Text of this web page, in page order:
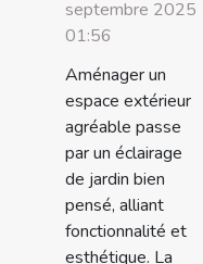
septembre 2025
01:56
Aménager un
espace extérieur
agréable passe
par un éclairage
de jardin bien
pensé, alliant
fonctionnalité et
esthétique. La